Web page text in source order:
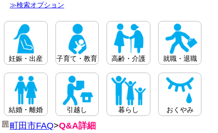
≫検索オプション
妊娠・出産 子育て・教育 高齢・介護 就職・退職
結婚・離婚 引越し 暮らし おくやみ
町田市FAQ>Q&A詳細